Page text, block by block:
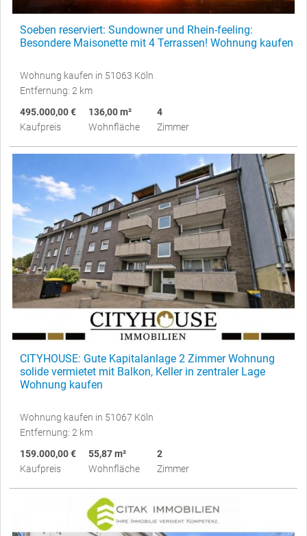
Soeben reserviert: Sundowner und Rhein-feeling:
Besondere Maisonette mit 4 Terrassen! Wohnung kaufen
Wohnung kaufen in 51063 Köln
Entfernung: 2 km
495.000,00 €
Kaufpreis
136,00 m²
Wohnfläche
4
Zimmer
CITYHOUSE: Gute Kapitalanlage 2 Zimmer Wohnung
solide vermietet mit Balkon, Keller in zentraler Lage
Wohnung kaufen
Wohnung kaufen in 51067 Köln
Entfernung: 2 km
159.000,00 €
Kaufpreis
55,87 m²
Wohnfläche
2
Zimmer